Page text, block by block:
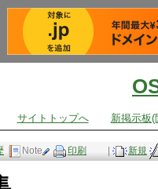
サイトトップへ 新掲示板(
新規
Note 印刷